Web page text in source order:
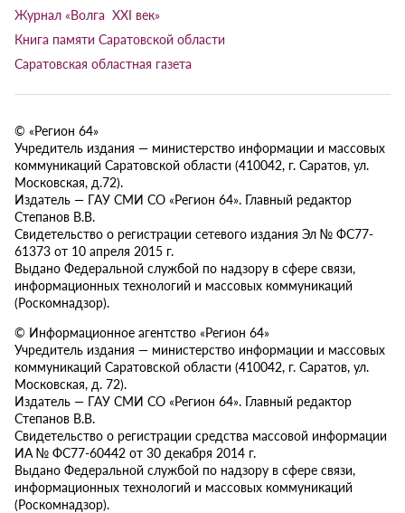
Журнал «Волга XXI век»
Книга памяти Саратовской области
Саратовская областная газета
© «Регион 64»
Учредитель издания — министерство информации и массовых
коммуникаций Саратовской области (410042, г. Саратов, ул.
Московская, д.72).
Издатель — ГАУ СМИ СО «Регион 64». Главный редактор
Степанов В.В.
Свидетельство о регистрации сетевого издания Эл № ФС77-
61373 от 10 апреля 2015 г.
Выдано Федеральной службой по надзору в сфере связи,
информационных технологий и массовых коммуникаций
(Роскомнадзор).
© Информационное агентство «Регион 64»
Учредитель издания — министерство информации и массовых
коммуникаций Саратовской области (410042, г. Саратов, ул.
Московская, д. 72).
Издатель — ГАУ СМИ СО «Регион 64». Главный редактор
Степанов В.В.
Свидетельство о регистрации средства массовой информации
ИА № ФС77-60442 от 30 декабря 2014 г.
Выдано Федеральной службой по надзору в сфере связи,
информационных технологий и массовых коммуникаций
(Роскомнадзор).